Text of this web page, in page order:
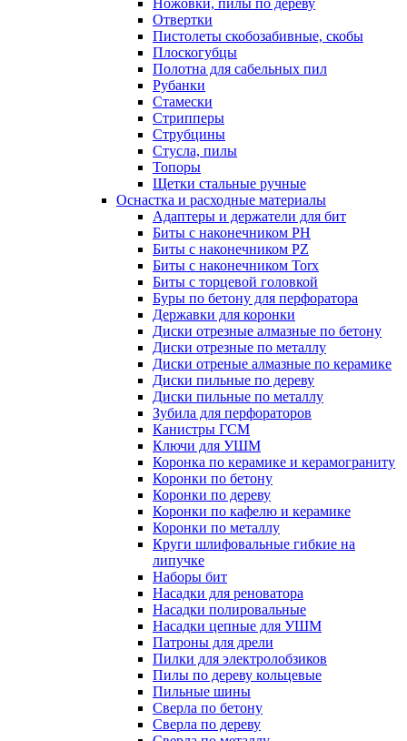
Ножовки, пилы по дереву
Отвертки
Пистолеты скобозабивные, скобы
Плоскогубцы
Полотна для сабельных пил
Рубанки
Стамески
Стрипперы
Струбцины
Стусла, пилы
Топоры
Щетки стальные ручные
Оснастка и расходные материалы
Адаптеры и держатели для бит
Биты с наконечником PH
Биты с наконечником PZ
Биты с наконечником Torx
Биты с торцевой головкой
Буры по бетону для перфоратора
Державки для коронки
Диски отрезные алмазные по бетону
Диски отрезные по металлу
Диски отреные алмазные по керамике
Диски пильные по дереву
Диски пильные по металлу
Зубила для перфораторов
Канистры ГСМ
Ключи для УШМ
Коронка по керамике и керамограниту
Коронки по бетону
Коронки по дереву
Коронки по кафелю и керамике
Коронки по металлу
Круги шлифовальные гибкие на
липучке
Наборы бит
Насадки для реноватора
Насадки полировальные
Насадки цепные для УШМ
Патроны для дрели
Пилки для электролобзиков
Пилы по дереву кольцевые
Пильные шины
Сверла по бетону
Сверла по дереву